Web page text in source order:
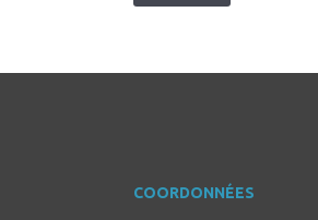
COORDONNÉES